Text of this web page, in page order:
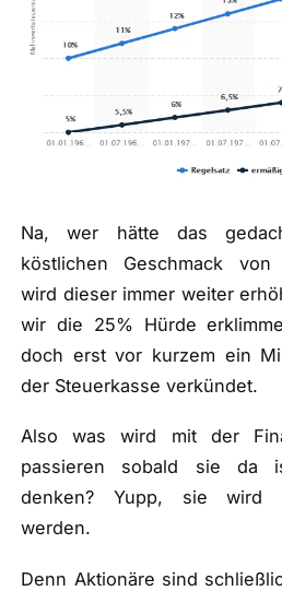
Na, wer hätte das
köstlichen Geschmack von
wird dieser immer weiter
wir die 25% Hürde
doch erst vor kurzem ein
der Steuerkasse verkündet.
Also was wird mit der
passieren sobald sie da
denken? Yupp, sie wird
werden.
Denn Aktionäre sind